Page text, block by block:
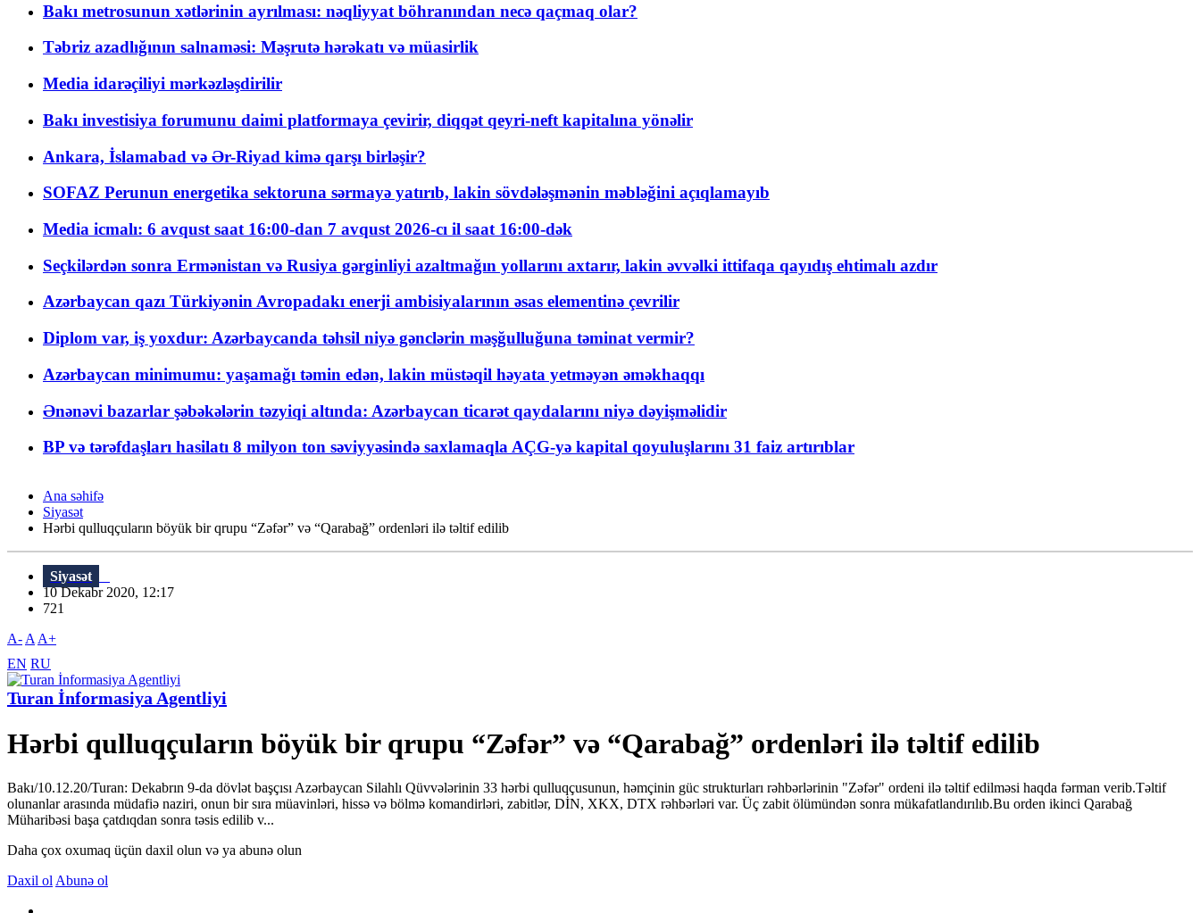
Bakı metrosunun xətlərinin ayrılması: nəqliyyat böhranından necə qaçmaq olar?
Təbriz azadlığının salnaməsi: Məşrutə hərəkatı və müasirlik
Media idarəçiliyi mərkəzləşdirilir
Bakı investisiya forumunu daimi platformaya çevirir, diqqət qeyri-neft kapitalına yönəlir
Ankara, İslamabad və Ər-Riyad kimə qarşı birləşir?
SOFAZ Perunun energetika sektoruna sərmayə yatırıb, lakin sövdələşmənin məbləğini açıqlamayıb
Media icmalı: 6 avqust saat 16:00-dan 7 avqust 2026-cı il saat 16:00-dək
Seçkilərdən sonra Ermənistan və Rusiya gərginliyi azaltmağın yollarını axtarır, lakin əvvəlki ittifaqa qayıdış ehtimalı azdır
Azərbaycan qazı Türkiyənin Avropadakı enerji ambisiyalarının əsas elementinə çevrilir
Diplom var, iş yoxdur: Azərbaycanda təhsil niyə gənclərin məşğulluğuna təminat vermir?
Azərbaycan minimumu: yaşamağı təmin edən, lakin müstəqil həyata yetməyən əməkhaqqı
Ənənəvi bazarlar şəbəkələrin təzyiqi altında: Azərbaycan ticarət qaydalarını niyə dəyişməlidir
BP və tərəfdaşları hasilatı 8 milyon ton səviyyəsində saxlamaqla AÇG-yə kapital qoyuluşlarını 31 faiz artırıblar
Ana səhifə
Siyasət
Hərbi qulluqçuların böyük bir qrupu “Zəfər” və “Qarabağ” ordenləri ilə təltif edilib
Siyasət
10 Dekabr 2020, 12:17
721
A- A A+
EN RU
Turan İnformasiya Agentliyi
Hərbi qulluqçuların böyük bir qrupu “Zəfər” və “Qarabağ” ordenləri ilə təltif edilib
Bakı/10.12.20/Turan: Dekabrın 9-da dövlət başçısı Azərbaycan Silahlı Qüvvələrinin 33 hərbi qulluqçusunun, həmçinin güc strukturları rəhbərlərinin "Zəfər" ordeni ilə təltif edilməsi haqda fərman verib.Təltif
olunanlar arasında müdafiə naziri, onun bir sıra müavinləri, hissə və bölmə komandirləri, zabitlər, DİN, XKX, DTX rəhbərləri var. Üç zabit ölümündən sonra mükafatlandırılıb.Bu orden ikinci Qarabağ
Müharibəsi başa çatdıqdan sonra təsis edilib v...
Daha çox oxumaq üçün daxil olun və ya abunə olun
Daxil ol Abunə ol